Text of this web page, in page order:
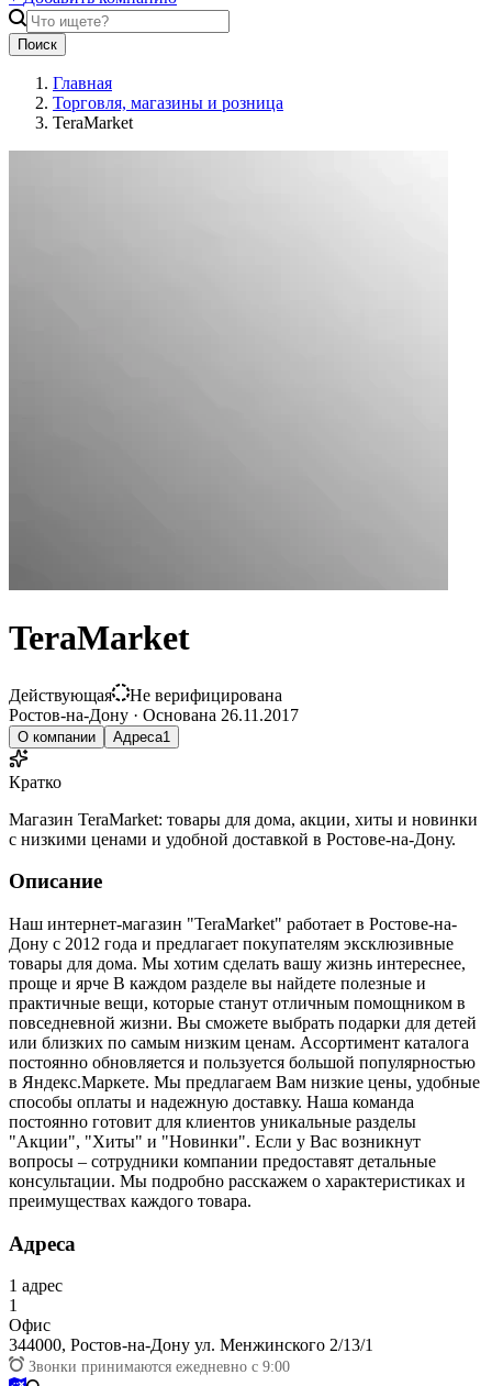
Поиск
Главная
Торговля, магазины и розница
TeraMarket
TeraMarket
Действующая
Не верифицирована
Ростов-на-Дону · Основана 26.11.2017
О компании Адреса1
Кратко
Магазин TeraMarket: товары для дома, акции, хиты и новинки
с низкими ценами и удобной доставкой в Ростове-на-Дону.
Описание
Наш интернет-магазин "TeraMarket" работает в Ростове-на-
Дону с 2012 года и предлагает покупателям эксклюзивные
товары для дома. Мы хотим сделать вашу жизнь интереснее,
проще и ярче В каждом разделе вы найдете полезные и
практичные вещи, которые станут отличным помощником в
повседневной жизни. Вы сможете выбрать подарки для детей
или близких по самым низким ценам. Ассортимент каталога
постоянно обновляется и пользуется большой популярностью
в Яндекс.Маркете. Мы предлагаем Вам низкие цены, удобные
способы оплаты и надежную доставку. Наша команда
постоянно готовит для клиентов уникальные разделы
"Акции", "Хиты" и "Новинки". Если у Вас возникнут
вопросы – сотрудники компании предоставят детальные
консультации. Мы подробно расскажем о характеристиках и
преимуществах каждого товара.
Адреса
1 адрес
1
Офис
344000, Ростов-на-Дону ул. Менжинского 2/13/1
Звонки принимаются ежедневно с 9:00